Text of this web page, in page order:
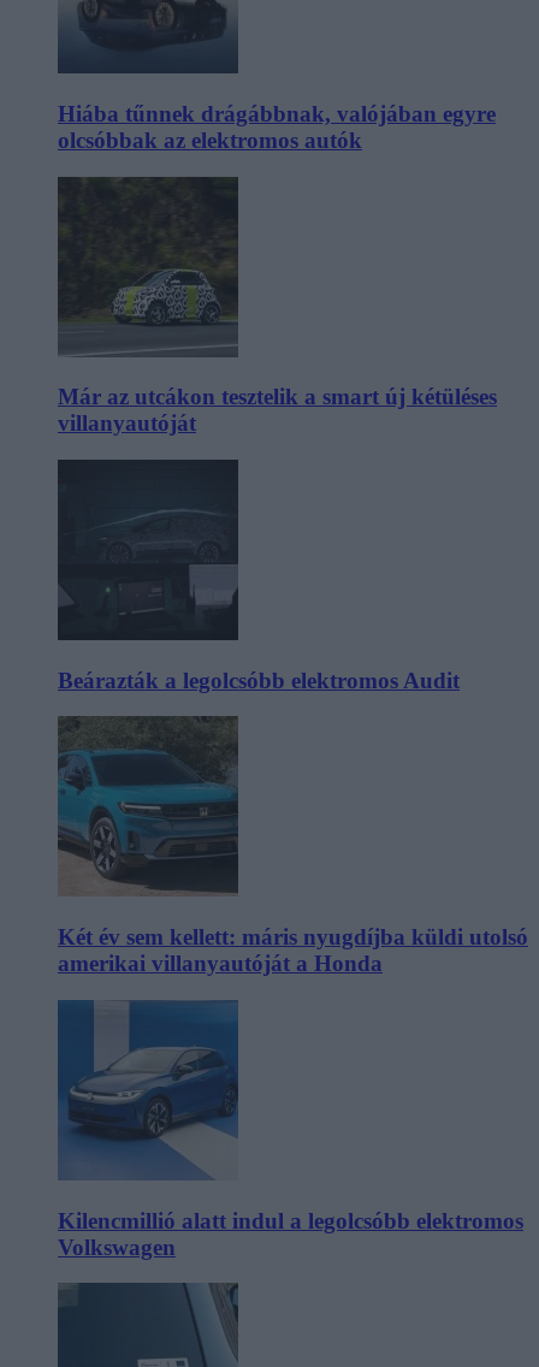
Hiába tűnnek drágábbnak, valójában egyre
olcsóbbak az elektromos autók
Már az utcákon tesztelik a smart új kétüléses
villanyautóját
Beárazták a legolcsóbb elektromos Audit
Két év sem kellett: máris nyugdíjba küldi utolsó
amerikai villanyautóját a Honda
Kilencmillió alatt indul a legolcsóbb elektromos
Volkswagen